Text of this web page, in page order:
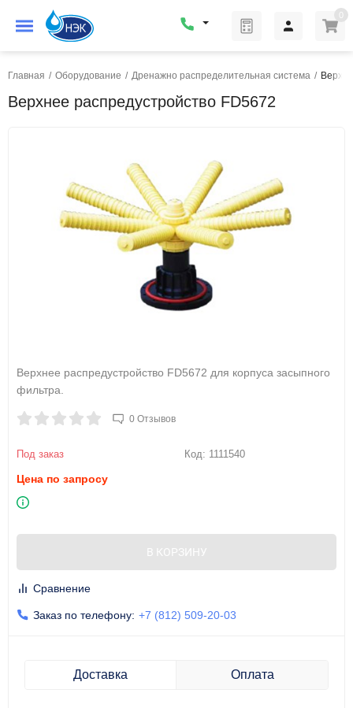
0
Главная / Оборудование / Дренажно распределительная система /
Верхнее распредустройство FD5672
Верхнее распредустройство FD5672 для корпуса засыпного
фильтра.
0 Отзывов
Под заказ Код: 1111540
Цена по запросу
В КОРЗИНУ
Сравнение
Заказ по телефону: +7 (812) 509-20-03
Доставка Оплата